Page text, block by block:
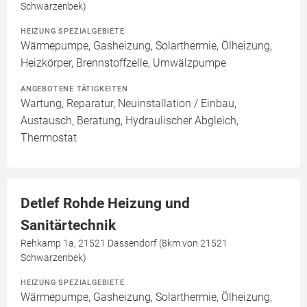
Schwarzenbek)
HEIZUNG SPEZIALGEBIETE
Wärmepumpe, Gasheizung, Solarthermie, Ölheizung,
Heizkörper, Brennstoffzelle, Umwälzpumpe
ANGEBOTENE TÄTIGKEITEN
Wartung, Reparatur, Neuinstallation / Einbau,
Austausch, Beratung, Hydraulischer Abgleich,
Thermostat
Detlef Rohde Heizung und
Sanitärtechnik
Rehkamp 1a, 21521 Dassendorf (8km von 21521
Schwarzenbek)
HEIZUNG SPEZIALGEBIETE
Wärmepumpe, Gasheizung, Solarthermie, Ölheizung,